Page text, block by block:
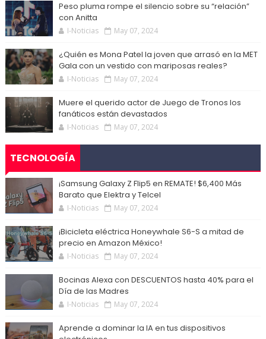
Peso pluma rompe el silencio sobre su “relación”
con Anitta
I-Noticias May 07, 2024
¿Quién es Mona Patel la joven que arrasó en la MET
Gala con un vestido con mariposas reales?
I-Noticias May 07, 2024
Muere el querido actor de Juego de Tronos los
fanáticos están devastados
I-Noticias May 07, 2024
TECNOLOGÍA
¡Samsung Galaxy Z Flip5 en REMATE! $6,400 Más
Barato que Elektra y Telcel
I-Noticias May 07, 2024
¡Bicicleta eléctrica Honeywhale S6-S a mitad de
precio en Amazon México!
I-Noticias May 07, 2024
Bocinas Alexa con DESCUENTOS hasta 40% para el
Día de las Madres
I-Noticias May 07, 2024
Aprende a dominar la IA en tus dispositivos